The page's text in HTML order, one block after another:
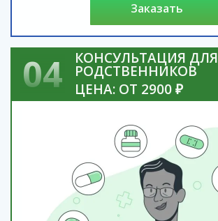
заказать
04 КОНСУЛЬТАЦИЯ ДЛЯ
РОДСТВЕННИКОВ
ЦЕНА: ОТ 2900 ₽